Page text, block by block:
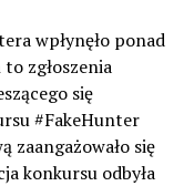
wpłynęło ponad
zgłoszenia
się
#FakeHunter
zaangażowało się
konkursu odbyła